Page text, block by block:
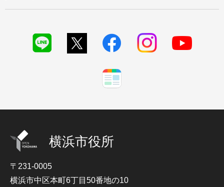
横浜市役所
〒231-0005
横浜市中区本町6丁目50番地の10